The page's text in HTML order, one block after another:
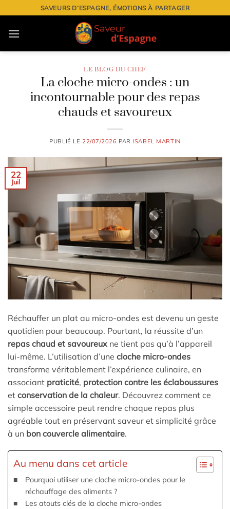
au
contenu
SAVEURS D’ESPAGNE, ÉMOTIONS À PARTAGER
LE BLOG DU CHEF
La cloche micro-ondes : un
incontournable pour des repas
chauds et savoureux
PUBLIÉ LE 22/07/2026 PAR ISABEL MARTIN
22
Juil
Réchauffer un plat au micro-ondes est devenu un geste
quotidien pour beaucoup. Pourtant, la réussite d’un
repas chaud et savoureux ne tient pas qu’à l’appareil
lui-même. L’utilisation d’une cloche micro-ondes
transforme véritablement l’expérience culinaire, en
associant praticité, protection contre les éclaboussures
et conservation de la chaleur. Découvrez comment ce
simple accessoire peut rendre chaque repas plus
agréable tout en préservant saveur et simplicité grâce
à un bon couvercle alimentaire.
Au menu dans cet article
Pourquoi utiliser une cloche micro-ondes pour le
réchauffage des aliments ?
Les atouts clés de la cloche micro-ondes